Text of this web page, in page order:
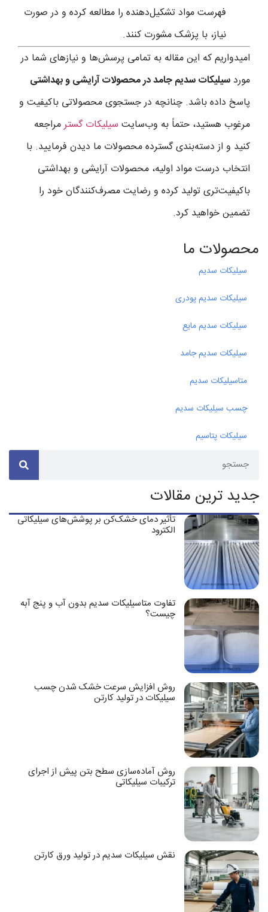
محصولات ما
سیلیکات سدیم
سیلیکات سدیم پودری
سیلیکات سدیم مایع
سیلیکات سدیم جامد
متاسیلیکات سدیم
چسب سیلیکات سدیم
سیلیکات پتاسیم
جدید ترین مقالات
تأثیر دمای خشک‌کن بر پوشش‌های سیلیکاتی
الکترود
تفاوت متاسیلیکات سدیم بدون آب و پنج آبه
چیست؟
روش افزایش سرعت خشک شدن چسب
سیلیکات در تولید کارتن
روش آماده‌سازی سطح بتن پیش از اجرای
ترکیبات سیلیکاتی
نقش سیلیکات سدیم در تولید ورق کارتن
فهرست مواد تشکیل‌دهنده را مطالعه کرده و در صورت
نیاز، با پزشک مشورت کنند.
امیدواریم که این مقاله به تمامی پرسش‌ها و نیازهای شما در
موردسیلیکات سدیم جامد در محصولات آرایشی و بهداشتی
پاسخ داده باشد. چنانچه در جستجوی محصولاتی باکیفیت و
مرغوب هستید، حتماً به وب‌سایت سیلیکات گسترمراجعه
کنید و از دسته‌بندی گسترده محصولات ما دیدن فرمایید. با
انتخاب درست مواد اولیه، محصولات آرایشی و بهداشتی
باکیفیت‌تری تولید کرده و رضایت مصرف‌کنندگان خود را
تضمین خواهید کرد.